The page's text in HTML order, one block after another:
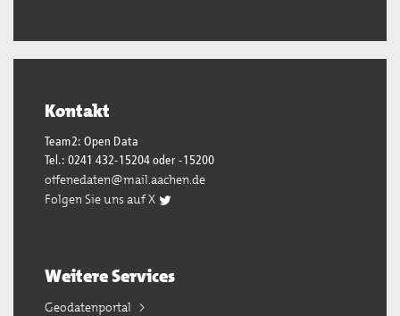
Kontakt
Team2: Open Data
Tel.: 0241 432-15204 oder -15200
offenedaten@mail.aachen.de
Folgen Sie uns auf X
Weitere Services
Geodatenportal